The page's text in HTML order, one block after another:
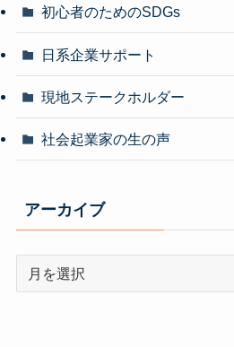
初心者のためのSDGs
日系企業サポート
現地ステークホルダー
社会起業家の生の声
アーカイブ